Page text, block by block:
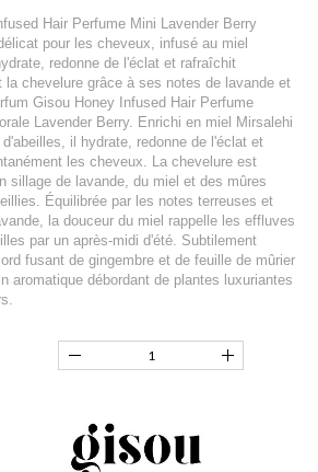
Hair Perfume Mini Lavender Berry
pour les cheveux, infusé au miel
redonne de l'éclat et rafraîchit
la chevelure grâce à ses notes de lavande et
Gisou Honey Infused Hair Perfume
Lavender Berry. Enrichi en miel Mirsalehi
il hydrate, redonne de l'éclat et
les cheveux. La chevelure est
sillage de lavande, du miel et des mûres
Équilibrée par les notes terreuses et
la douceur du miel rappelle les effluves
par un après-midi d'été. Subtilement
fusant de gingembre et de feuille de mûrier
aromatique débordant de plantes luxuriantes